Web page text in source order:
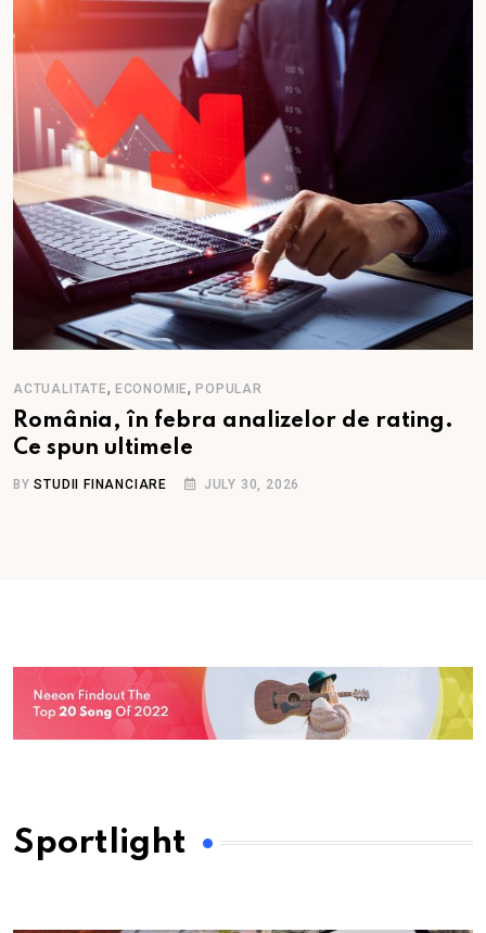
ACTUALITATE, ECONOMIE,POPULAR
România, în febra analizelor de rating.
Ce spun ultimele
BYSTUDII FINANCIARE JULY 30, 2026
Sportlight